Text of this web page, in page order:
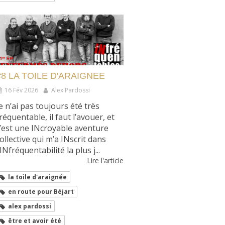
LA TOILE D'ARAIGNEE
16 Fév 2026 Alex Pardossi
n’ai pas toujours été très
il faut l’avouer, et
une INcroyable aventure
qui m’a INscrit dans
la plus j...
Lire l'article
la toile d'araignée
en route pour Béjart
alex pardossi
être et avoir été